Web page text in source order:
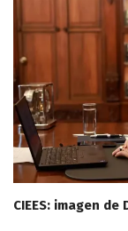
CIEES: imagen